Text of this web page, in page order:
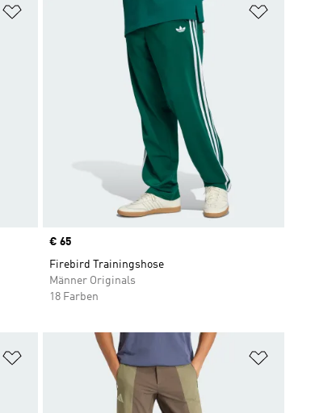
Zur Wunschliste hinzufügen
Price
€ 65
Firebird Trainingshose
Männer Originals
18 Farben
Zur Wunschliste hinzufügen